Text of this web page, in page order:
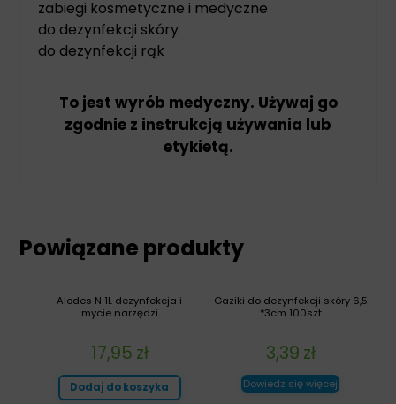
zabiegi kosmetyczne i medyczne
do dezynfekcji skóry
do dezynfekcji rąk
To jest wyrób medyczny. Używaj go
zgodnie z instrukcją używania lub
etykietą.
Powiązane produkty
Gaziki do dezynfekcji skóry 6,5
*3cm 100szt
3,39 zł
Dowiedz się więcej
Alodes N 1L dezynfekcja i
mycie narzędzi
17,95 zł
Dodaj do koszyka